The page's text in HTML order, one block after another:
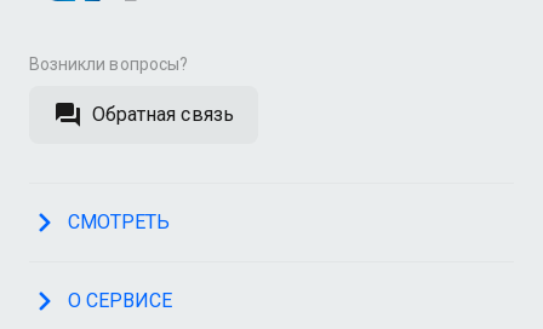
Возникли вопросы?
Обратная связь
СМОТРЕТЬ
О СЕРВИСЕ